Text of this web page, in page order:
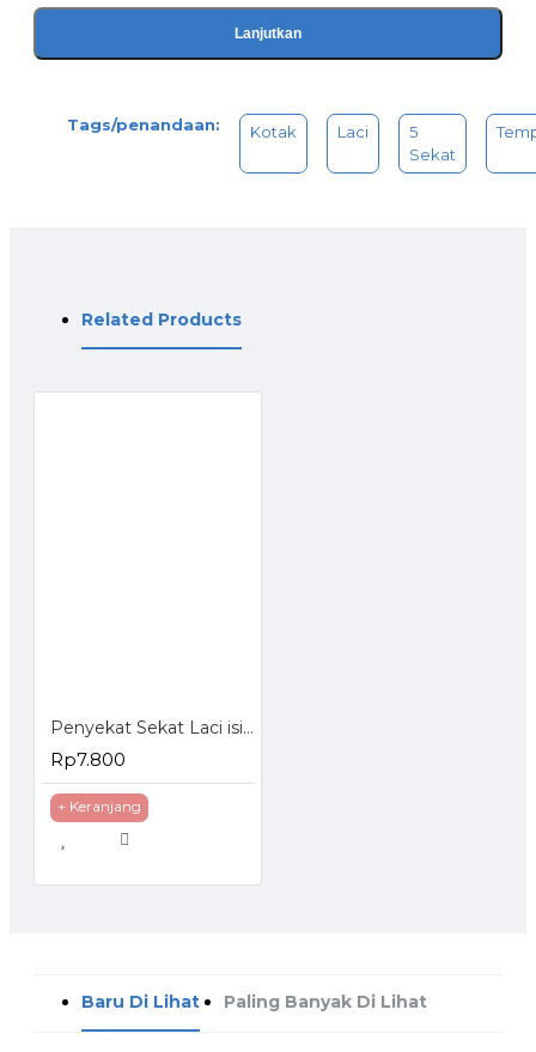
Lanjutkan
Tags/penandaan: Kotak Laci
5
Sekat
Related Products
Penyekat Sekat Laci isi 4 Pcs Papan Pembatas Pemisah Partisi Drawer
Rp7.800
+ Keranjang
Baru Di Lihat Paling Banyak Di Lihat